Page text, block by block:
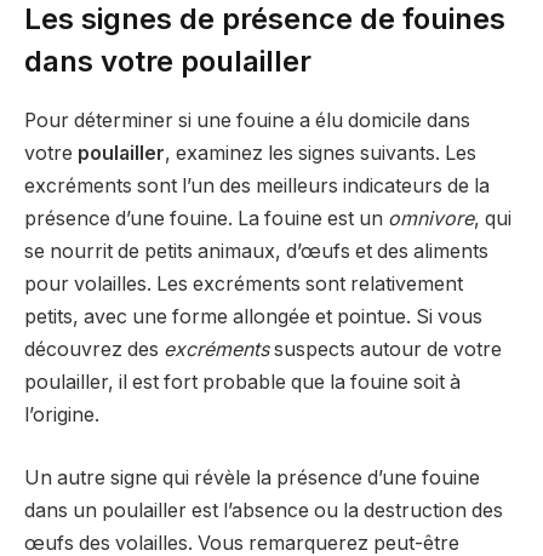
Les signes de présence de fouines
dans votre poulailler
Pour déterminer si une fouine a élu domicile dans
votre poulailler, examinez les signes suivants. Les
excréments sont l’un des meilleurs indicateurs de la
présence d’une fouine. La fouine est un omnivore, qui
se nourrit de petits animaux, d’œufs et des aliments
pour volailles. Les excréments sont relativement
petits, avec une forme allongée et pointue. Si vous
découvrez des excrémentssuspects autour de votre
poulailler, il est fort probable que la fouine soit à
l’origine.
Un autre signe qui révèle la présence d’une fouine
dans un poulailler est l’absence ou la destruction des
œufs des volailles. Vous remarquerez peut-être